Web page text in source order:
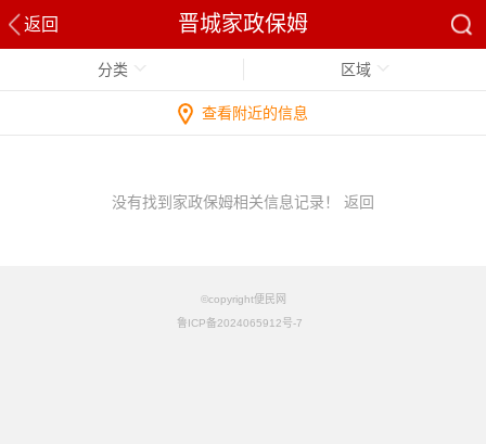
返回 晋城家政保姆
分类 区域
查看附近的信息
没有找到家政保姆相关信息记录！ 返回
©copyright便民网
鲁ICP备2024065912号-7